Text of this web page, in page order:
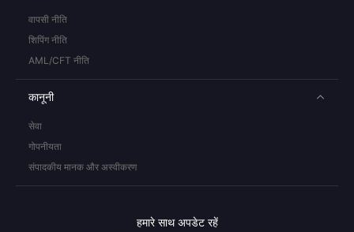
वापसी नीति
शिपिंग नीति
AML/CFT नीति
कानूनी
सेवा
गोपनीयता
संपादकीय मानक और अस्वीकरण
हमारे साथ अपडेट रहें